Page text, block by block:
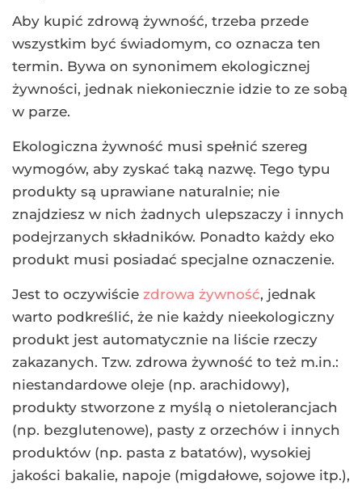
Aby kupić zdrową żywność, trzeba przede
wszystkim być świadomym, co oznacza ten
termin. Bywa on synonimem ekologicznej
żywności, jednak niekoniecznie idzie to ze sobą
w parze.
Ekologiczna żywność musi spełnić szereg
wymogów, aby zyskać taką nazwę. Tego typu
produkty są uprawiane naturalnie; nie
znajdziesz w nich żadnych ulepszaczy i innych
podejrzanych składników. Ponadto każdy eko
produkt musi posiadać specjalne oznaczenie.
Jest to oczywiście zdrowa żywność, jednak
warto podkreślić, że nie każdy nieekologiczny
produkt jest automatycznie na liście rzeczy
zakazanych. Tzw. zdrowa żywność to też m.in.:
niestandardowe oleje (np. arachidowy),
produkty stworzone z myślą o nietolerancjach
(np. bezglutenowe), pasty z orzechów i innych
produktów (np. pasta z batatów), wysokiej
jakości bakalie, napoje (migdałowe, sojowe itp.),